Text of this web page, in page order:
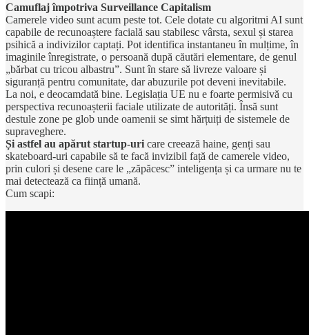
Camuflaj împotriva Surveillance Capitalism
Camerele video sunt acum peste tot. Cele dotate cu algoritmi AI sunt
capabile de recunoaștere facială sau stabilesc vârsta, sexul și starea
psihică a indivizilor captați. Pot identifica instantaneu în mulțime, în
imaginile înregistrate, o persoană după căutări elementare, de genul
„bărbat cu tricou albastru”. Sunt în stare să livreze valoare și
siguranță pentru comunitate, dar abuzurile pot deveni inevitabile.
La noi, e deocamdată bine. Legislația UE nu e foarte permisivă cu
perspectiva recunoașterii faciale utilizate de autorități. Însă sunt
destule zone pe glob unde oamenii se simt hărțuiți de sistemele de
supraveghere.
Și astfel au apărut startup-uri care creează haine, genți sau
skateboard-uri capabile să te facă invizibil față de camerele video,
prin culori și desene care le „zăpăcesc” inteligența și ca urmare nu te
mai detectează ca ființă umană.
Cum scapi: